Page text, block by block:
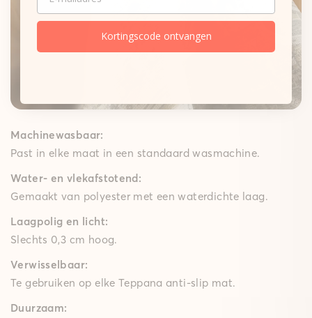
Een zachte schuimkern dempt elke stap merkbaar,
terwijl de High-Grip-technologie ervoor zorgt dat de
gepolsterde mat goed op zijn plek blijft – ideaal voor
brengt ze gezellig comfort in huis.
Machinewasbaar:
Past in elke maat in een standaard wasmachine.
Water- en vlekafstotend:
Gemaakt van polyester met een waterdichte laag.
Laagpolig en licht:
Slechts 0,3 cm hoog.
Verwisselbaar:
Te gebruiken op elke Teppana anti-slip mat.
Duurzaam:
Kortingscode ontvangen